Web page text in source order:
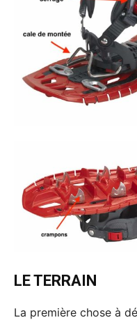
LE TERRAIN
La première chose à